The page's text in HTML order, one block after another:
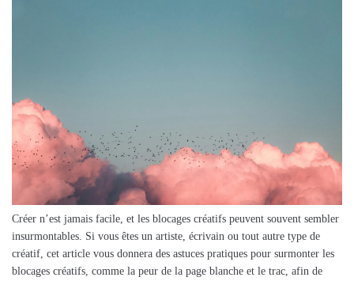
Créer n’est jamais facile, et les blocages créatifs peuvent souvent sembler
insurmontables. Si vous êtes un artiste, écrivain ou tout autre type de
créatif, cet article vous donnera des astuces pratiques pour surmonter les
blocages créatifs, comme la peur de la page blanche et le trac, afin de